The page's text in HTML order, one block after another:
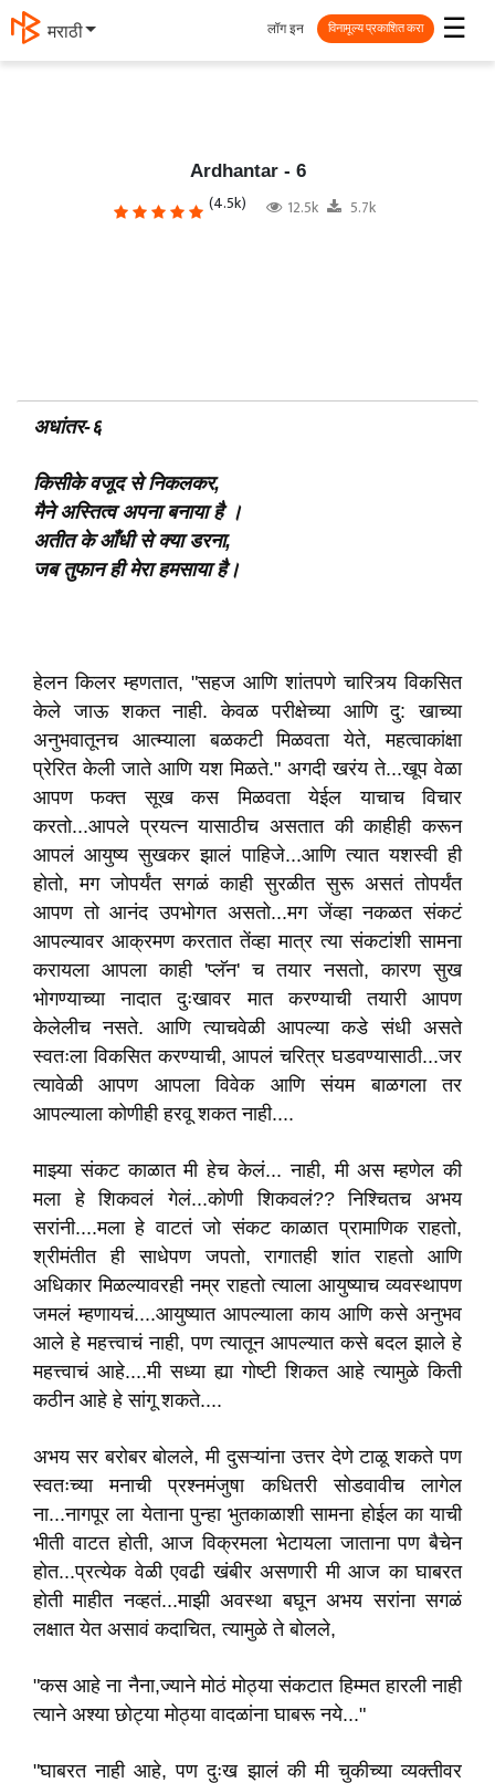
தமிழ் ☰
लॉग इन विनामूल्य प्रकाशित करा
Ardhantar - 6
(4.5k) 12.5k 5.7k
अधांतर-६
किसीकेवजूदसेनिकलकर,
मैनेअस्तित्वअपना बनाया है ।
अतीतके आँधी से क्या डरना,
जब तुफानही मेरा हमसाया है।
हेलन किलर म्हणतात, "सहज आणि शांतपणे चारित्र्य विकसित
केले जाऊ शकत नाही. केवळ परीक्षेच्या आणि दु: खाच्या
अनुभवातूनच आत्म्याला बळकटी मिळवता येते, महत्वाकांक्षा
प्रेरित केली जाते आणि यश मिळते." अगदी खरंय ते...खूप वेळा
आपण फक्त सूख कस मिळवता येईल याचाच विचार
करतो...आपले प्रयत्न यासाठीच असतात की काहीही करून
आपलं आयुष्य सुखकर झालं पाहिजे...आणि त्यात यशस्वी ही
होतो, मग जोपर्यंत सगळं काही सुरळीत सुरू असतं तोपर्यंत
आपण तो आनंद उपभोगत असतो...मग जेंव्हा नकळत संकटं
आपल्यावर आक्रमण करतात तेंव्हा मात्र त्या संकटांशी सामना
करायला आपला काही 'प्लॅन' च तयार नसतो, कारण सुख
भोगण्याच्या नादात दुःखावर मात करण्याची तयारी आपण
केलेलीच नसते. आणि त्याचवेळी आपल्या कडे संधी असते
स्वतःला विकसित करण्याची, आपलं चरित्र घडवण्यासाठी...जर
त्यावेळी आपण आपला विवेक आणि संयम बाळगला तर
आपल्याला कोणीही हरवू शकत नाही....
माझ्या संकट काळात मी हेच केलं... नाही, मी अस म्हणेल की
मला हे शिकवलं गेलं...कोणी शिकवलं?? निश्चितच अभय
सरांनी....मला हे वाटतं जो संकट काळात प्रामाणिक राहतो,
श्रीमंतीत ही साधेपण जपतो, रागातही शांत राहतो आणि
अधिकार मिळल्यावरही नम्र राहतो त्याला आयुष्याच व्यवस्थापण
जमलं म्हणायचं....आयुष्यात आपल्याला काय आणि कसे अनुभव
आले हे महत्त्वाचं नाही, पण त्यातून आपल्यात कसे बदल झाले हे
महत्त्वाचं आहे....मी सध्या ह्या गोष्टी शिकत आहे त्यामुळे किती
कठीन आहे हे सांगू शकते....
अभय सर बरोबर बोलले, मी दुसऱ्यांना उत्तर देणे टाळू शकते पण
स्वतःच्या मनाची प्रश्नमंजुषा कधितरी सोडवावीच लागेल
ना...नागपूर ला येताना पुन्हा भुतकाळाशी सामना होईल का याची
भीती वाटत होती, आज विक्रमला भेटायला जाताना पण बैचेन
होत...प्रत्येक वेळी एवढी खंबीर असणारी मी आज का घाबरत
होती माहीत नव्हतं...माझी अवस्था बघून अभय सरांना सगळं
लक्षात येत असावं कदाचित, त्यामुळे ते बोलले,
"कस आहे ना नैना,ज्याने मोठं मोठ्या संकटात हिम्मत हारली नाही
त्याने अश्या छोट्या मोठ्या वादळांना घाबरू नये..."
"घाबरत नाही आहे, पण दुःख झालं की मी चुकीच्या व्यक्तीवर